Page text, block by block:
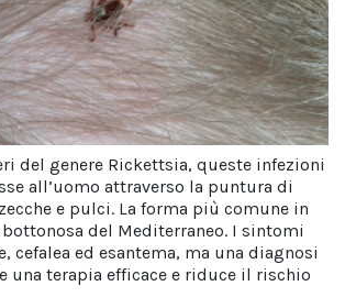
del genere Rickettsia, queste infezioni
all’uomo attraverso la puntura di
e pulci. La forma più comune in
del Mediterraneo. I sintomi
cefalea ed esantema, ma una diagnosi
una terapia efficace e riduce il rischio